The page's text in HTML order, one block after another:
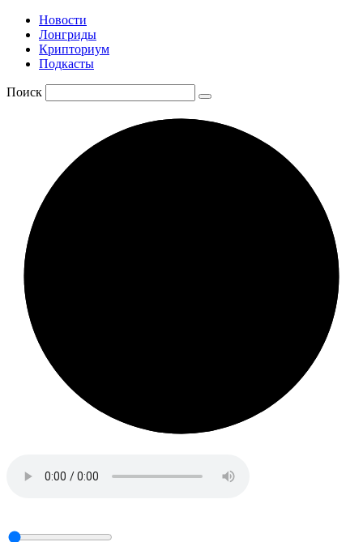
Новости
Лонгриды
Крипториум
Подкасты
Поиск